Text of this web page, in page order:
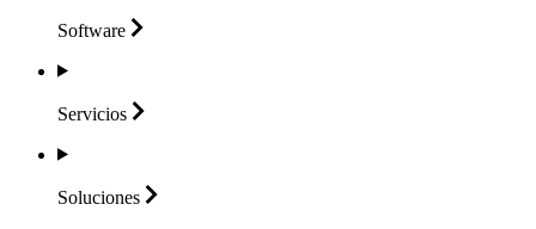
Software
Servicios
Soluciones